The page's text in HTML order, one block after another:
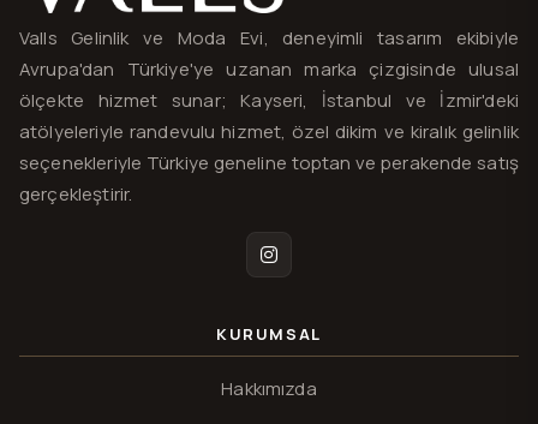
Valls Gelinlik ve Moda Evi, deneyimli tasarım ekibiyle
Avrupa'dan Türkiye'ye uzanan marka çizgisinde ulusal
ölçekte hizmet sunar; Kayseri, İstanbul ve İzmir'deki
atölyeleriyle randevulu hizmet, özel dikim ve kiralık gelinlik
seçenekleriyle Türkiye geneline toptan ve perakende satış
gerçekleştirir.
Instagram
KURUMSAL
Hakkımızda